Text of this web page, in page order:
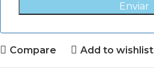
Enviar
Compare Add to wishlist